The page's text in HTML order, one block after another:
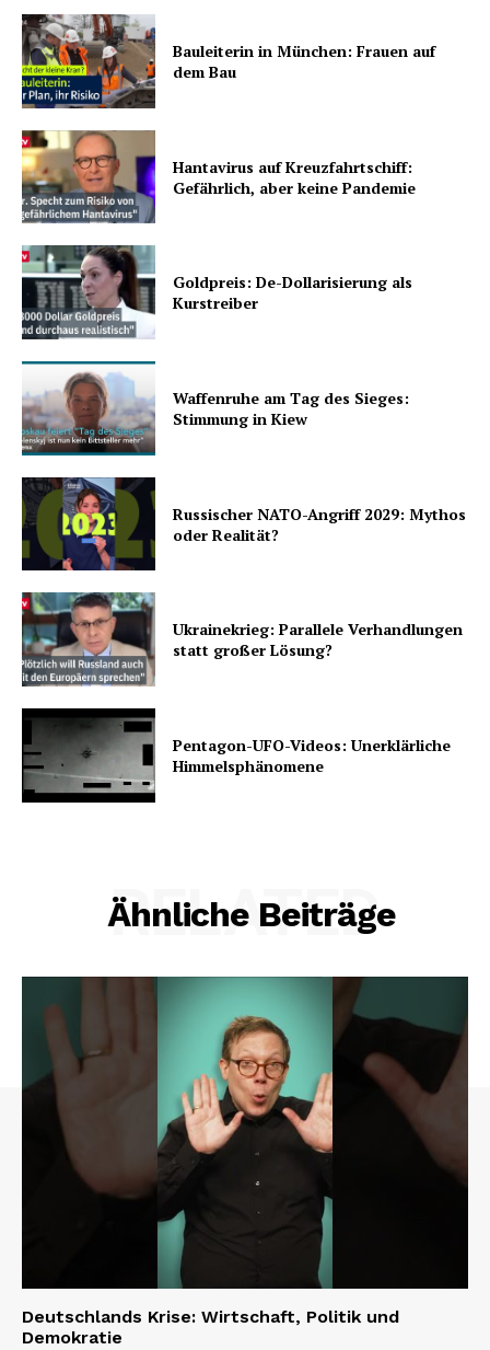
Bauleiterin in München: Frauen auf
dem Bau
Hantavirus auf Kreuzfahrtschiff:
Gefährlich, aber keine Pandemie
Goldpreis: De-Dollarisierung als
Kurstreiber
Waffenruhe am Tag des Sieges:
Stimmung in Kiew
Russischer NATO-Angriff 2029: Mythos
oder Realität?
Ukrainekrieg: Parallele Verhandlungen
statt großer Lösung?
Pentagon-UFO-Videos: Unerklärliche
Himmelsphänomene
Ähnliche Beiträge
RELATED
Deutschlands Krise: Wirtschaft, Politik und
Demokratie